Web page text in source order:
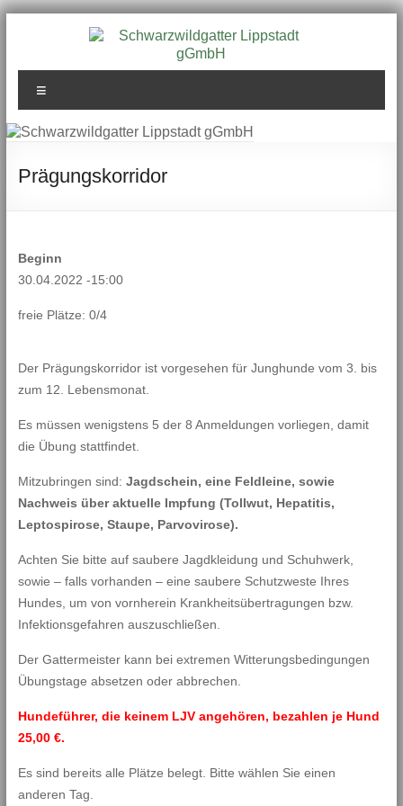
Schwarzwildgatter
Lippstadt gGmbH
Prägungskorridor
Beginn
30.04.2022 -15:00
freie Plätze: 0/4
Der Prägungskorridor ist vorgesehen für Junghunde vom 3. bis
zum 12. Lebensmonat.
Es müssen wenigstens 5 der 8 Anmeldungen vorliegen, damit
die Übung stattfindet.
Mitzubringen sind: Jagdschein, eine Feldleine, sowie
Nachweis über aktuelle Impfung (Tollwut, Hepatitis,
Leptospirose, Staupe, Parvovirose).
Achten Sie bitte auf saubere Jagdkleidung und Schuhwerk,
sowie – falls vorhanden – eine saubere Schutzweste Ihres
Hundes, um von vornherein Krankheitsübertragungen bzw.
Infektionsgefahren auszuschließen.
Der Gattermeister kann bei extremen Witterungsbedingungen
Übungstage absetzen oder abbrechen.
Hundeführer, die keinem LJV angehören, bezahlen je Hund
25,00 €.
Es sind bereits alle Plätze belegt. Bitte wählen Sie einen
anderen Tag.